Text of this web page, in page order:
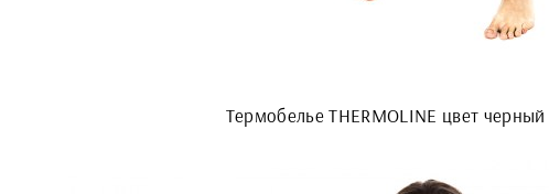
Термобелье THERMOLINE цвет